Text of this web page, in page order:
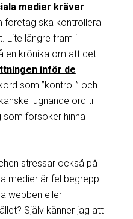
medier kräver
företag ska kontrollera
Lite längre fram i
en krönika om att det
inför de
som ”kontroll” och
lugnande ord till
försöker hinna
stressar också på
medier är fel begrepp.
webben eller
Själv känner jag att